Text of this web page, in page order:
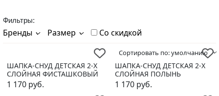
Фильтры:
Бренды Размер Со скидкой
Сортировать по:умолчанию
ШАПКА-СНУД ДЕТСКАЯ 2-Х
СЛОЙНАЯ ФИСТАШКОВЫЙ
1 170 руб.
ШАПКА-СНУД ДЕТСКАЯ 2-Х
СЛОЙНАЯ ПОЛЫНЬ
1 170 руб.